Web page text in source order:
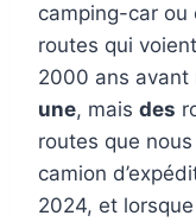
camping-car ou
routes qui
2000 ans avant
une, mais des
routes que
camion
2024, et